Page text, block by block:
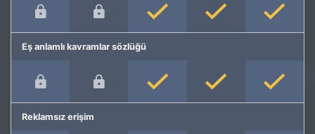
Eş anlamlı kavramlar sözlüğü
Reklamsız erişim